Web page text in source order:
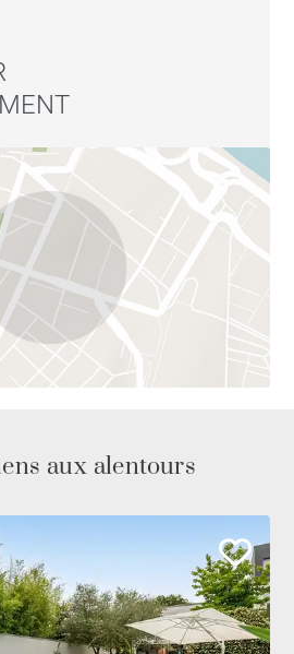
est exposé sont disponibles
commercial - EI - RSAC Reyrieux
aux alentours